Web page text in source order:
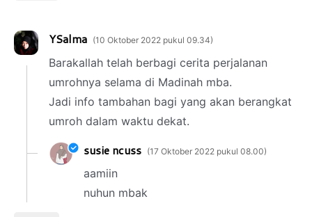
YSalma 10 Oktober 2022 pukul 09.34
Barakallah telah berbagi cerita perjalanan
umrohnya selama di Madinah mba.
Jadi info tambahan bagi yang akan berangkat
umroh dalam waktu dekat.
susie ncuss 17 Oktober 2022 pukul 08.00
aamiin
nuhun mbak